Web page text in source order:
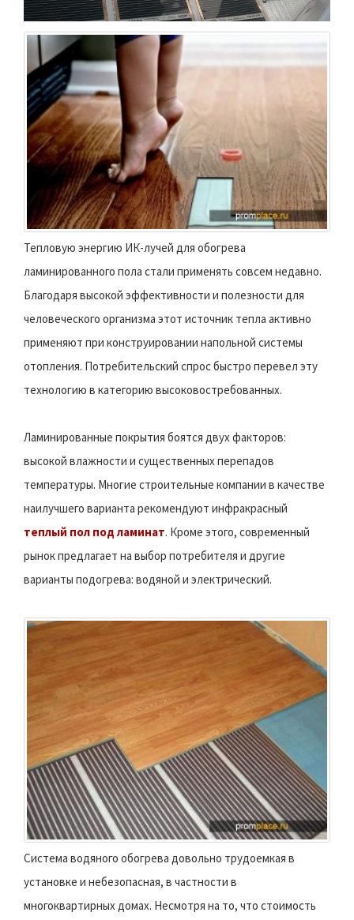
Тепловую энергию ИК-лучей для обогрева
ламинированного пола стали применять совсем недавно.
Благодаря высокой эффективности и полезности для
человеческого организма этот источник тепла активно
применяют при конструировании напольной системы
отопления. Потребительский спрос быстро перевел эту
технологию в категорию высоковостребованных.
Ламинированные покрытия боятся двух факторов:
высокой влажности и существенных перепадов
температуры. Многие строительные компании в качестве
наилучшего варианта рекомендуют инфракрасный
теплый пол под ламинат. Кроме этого, современный
рынок предлагает на выбор потребителя и другие
варианты подогрева: водяной и электрический.
Система водяного обогрева довольно трудоемкая в
установке и небезопасная, в частности в
многоквартирных домах. Несмотря на то, что стоимость